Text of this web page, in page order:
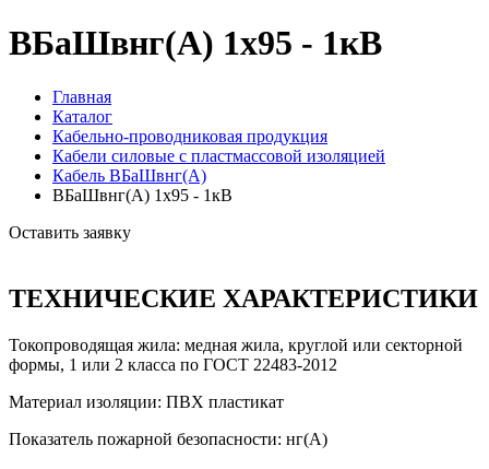
ВБаШвнг(А) 1х95 - 1кВ
Главная
Каталог
Кабельно-проводниковая продукция
Кабели силовые с пластмассовой изоляцией
Кабель ВБаШвнг(А)
ВБаШвнг(А) 1х95 - 1кВ
Оставить заявку
ТЕХНИЧЕСКИЕ ХАРАКТЕРИСТИКИ
Токопроводящая жила: медная жила, круглой или секторной
формы, 1 или 2 класса по ГОСТ 22483-2012
Материал изоляции: ПВХ пластикат
Показатель пожарной безопасности: нг(А)